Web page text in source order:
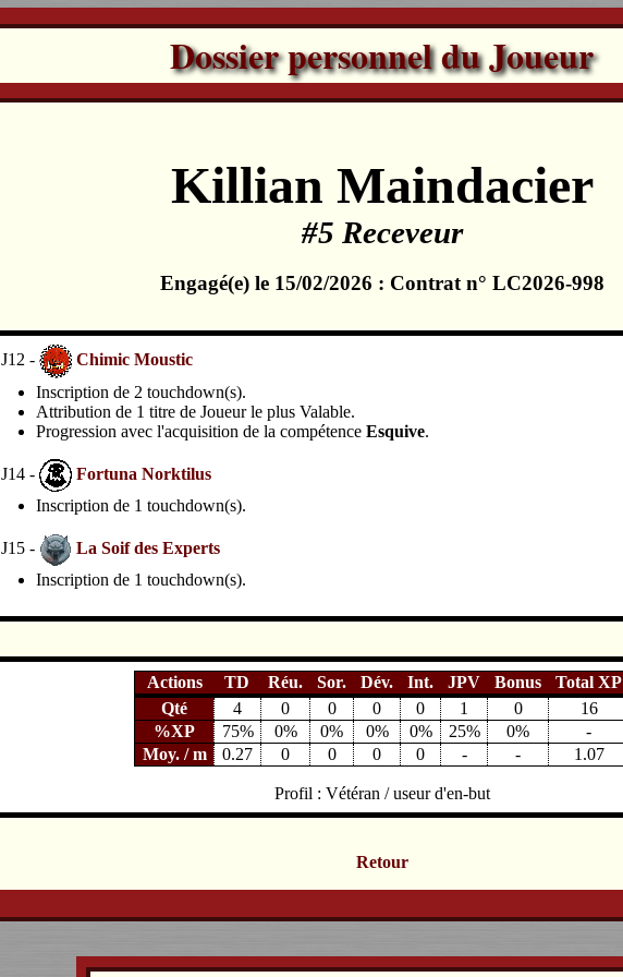
Dossier personnel du Joueur
Killian Maindacier
#5 Receveur
Engagé(e) le 15/02/2026 : Contrat n° LC2026-998
J12 -
Chimic Moustic
Inscription de 2 touchdown(s).
Attribution de 1 titre de Joueur le plus Valable.
Progression avec l'acquisition de la compétence Esquive.
J14 -
Fortuna Norktilus
Inscription de 1 touchdown(s).
J15 -
La Soif des Experts
Inscription de 1 touchdown(s).
Actions TD Réu. Sor. Dév. Int. JPV Bonus
Total XP
Qté
4 0 0 0 0 1 0
16
%XP
75% 0% 0% 0% 0% 25% 0%
-
Moy. / m
0.27 0 0 0 0 - - 1.07
Profil : Vétéran / useur d'en-but
Retour